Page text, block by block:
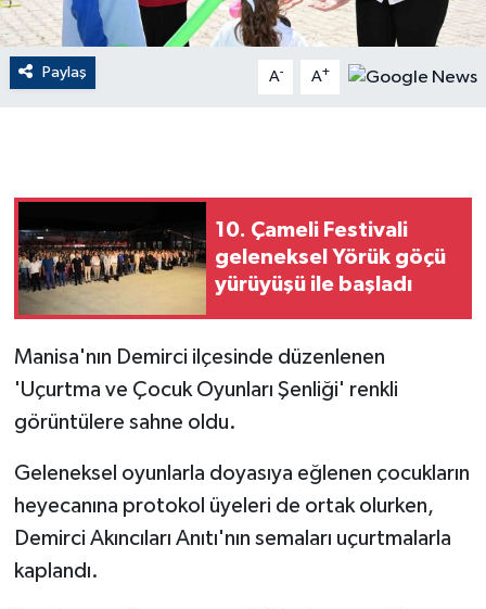
Paylaş A- A+
10. Çameli Festivali
geleneksel Yörük göçü
yürüyüşü ile başladı
Manisa'nın Demirci ilçesinde düzenlenen
'Uçurtma ve Çocuk Oyunları Şenliği' renkli
görüntülere sahne oldu.
Geleneksel oyunlarla doyasıya eğlenen çocukların
heyecanına protokol üyeleri de ortak olurken,
Demirci Akıncıları Anıtı'nın semaları uçurtmalarla
kaplandı.
EKONOMİ
English News
Flaş Haber
Gayrimenkul
GÜNDEM
Güvenlik
HABERDE İNSAN
İNSAN